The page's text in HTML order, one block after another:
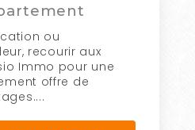
ou
recourir aux
Immo pour une
offre de